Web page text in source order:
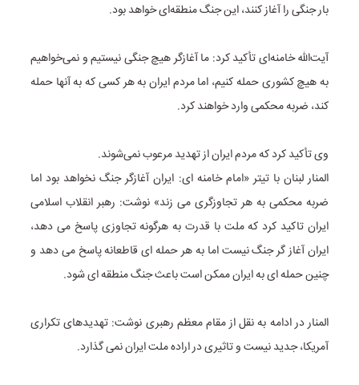
بار جنگی را آغاز کنند، این جنگ منطقه‌ای خواهد بود.
آیت‌الله خامنه‌ای تأکید کرد: ما آغازگر هیچ جنگی نیستیم و نمی‌خواهیم
به هیچ کشوری حمله کنیم، اما مردم ایران به هر کسی که به آنها حمله
کند، ضربه محکمی وارد خواهند کرد.
وی تأکید کرد که مردم ایران از تهدید مرعوب نمی‌شوند.
المنار لبنان با تیتر «امام خامنه ای: ایران آغازگر جنگ نخواهد بود اما
ضربه محکمی به هر تجاوزگری می زند» نوشت: رهبر انقلاب اسلامی
ایران تاکید کرد که ملت با قدرت به هرگونه تجاوزی پاسخ می دهد،
ایران آغاز گر جنگ نیست اما به هر حمله ای قاطعانه پاسخ می دهد و
چنین حمله ای به ایران ممکن است باعث جنگ منطقه ای شود.
المنار در ادامه به نقل از مقام معظم رهبری نوشت: تهدیدهای تکراری
آمریکا، جدید نیست و تاثیری در اراده ملت ایران نمی گذارد.